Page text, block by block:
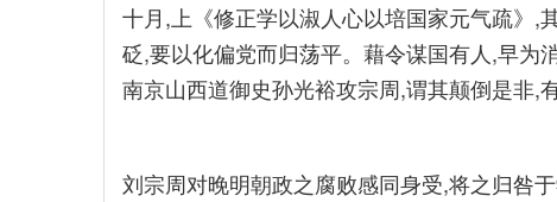
十月,上《修正学以淑人心以培国家元气疏》,
砭,要以化偏党而归荡平。藉令谋国有人,早为
南京山西道御史孙光裕攻宗周,谓其颠倒是非,
刘宗周对晚明朝政之腐败感同身受,将之归咎